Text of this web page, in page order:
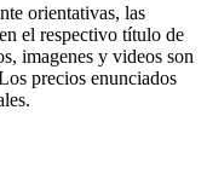
orientativas, las
el respectivo título de
imagenes y videos son
precios enunciados